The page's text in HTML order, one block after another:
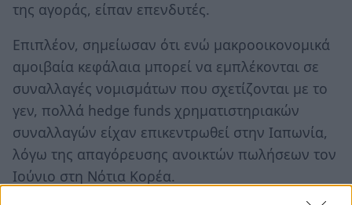
της αγοράς, είπαν επενδυτές.
Επιπλέον, σημείωσαν ότι ενώ μακροοικονομικά
αμοιβαία κεφάλαια μπορεί να εμπλέκονται σε
συναλλαγές νομισμάτων που σχετίζονται με το
γεν, πολλά hedge funds χρηματιστηριακών
συναλλαγών είχαν επικεντρωθεί στην Ιαπωνία,
λόγω της απαγόρευσης ανοικτών πωλήσεων τον
Ιούνιο στη Νότια Κορέα.